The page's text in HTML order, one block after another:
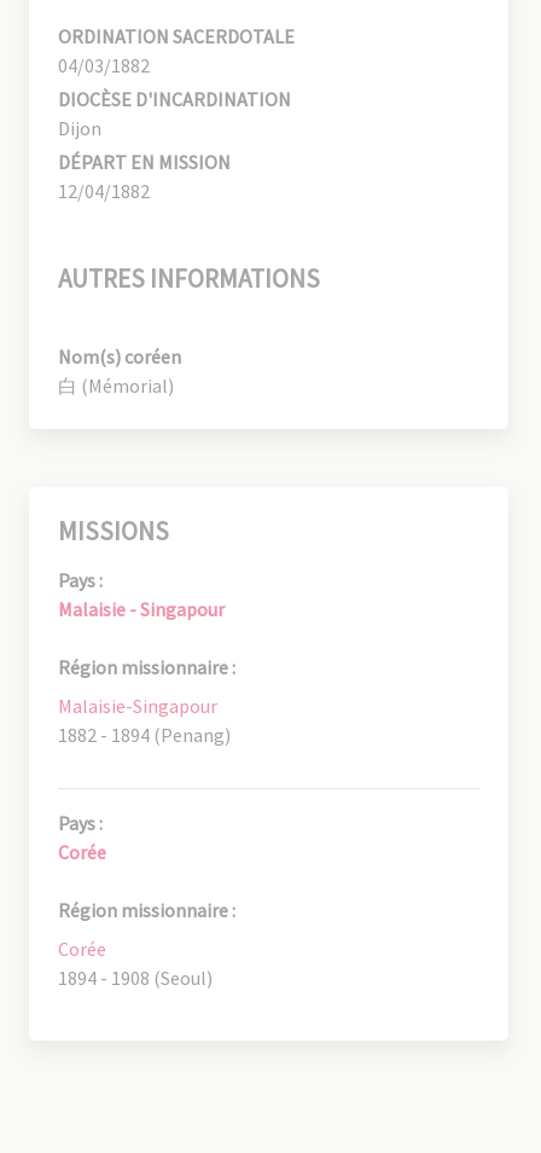
ORDINATION SACERDOTALE
04/03/1882
DIOCÈSE D'INCARDINATION
Dijon
DÉPART EN MISSION
12/04/1882
AUTRES INFORMATIONS
Nom(s) coréen
白 (Mémorial)
MISSIONS
Pays :
Malaisie - Singapour
Région missionnaire :
Malaisie-Singapour
1882 - 1894 (Penang)
Pays :
Corée
Région missionnaire :
Corée
1894 - 1908 (Seoul)